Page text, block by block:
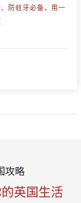
防蛀牙必备，用一
攻略
英国生活